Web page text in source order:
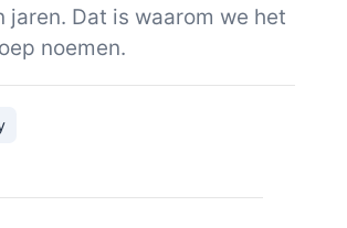
jaren. Dat is waarom we het
noemen.